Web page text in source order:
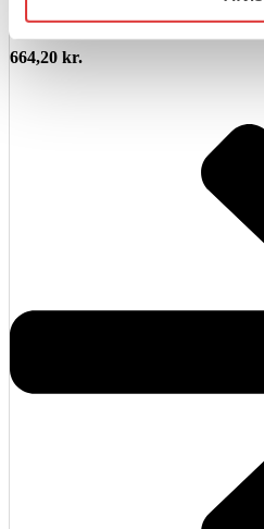
CF MOTO 25×8-12 Fordæk
664,20 kr.